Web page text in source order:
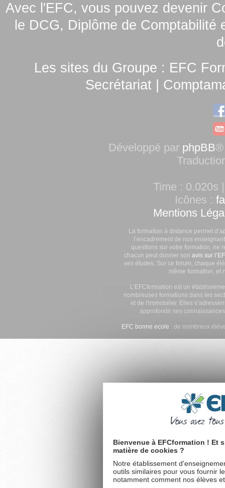
Avec l'EFC, vous pouvez devenir
le DCG, Diplôme de Comptabilité
Les sites du Groupe : EFC
Secrétariat
Développé par phpBB®
Time : 0.020s
Icônes :
Mentions
La formation à distance permet
l’encadrement de nos
questions sur votre formation, ne
chacun peut donner son avis sur
ses études. Sur ce forum, chaque
même formation, et
L'EFCformation est un
nombreuses formations dans les
et de l'immobilier. Elles
approfondir ses
EFC bonne ecole : de nombreux
Bienvenue à EFCformation ! Et
matière de cookies ?
Notre établissement
outils similaires pour vous fournir
notamment comment nos élèves